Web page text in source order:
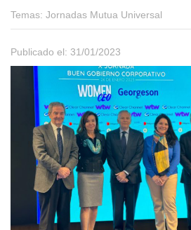
Temas: Jornadas Mutua Universal
Publicado el: 31/01/2023